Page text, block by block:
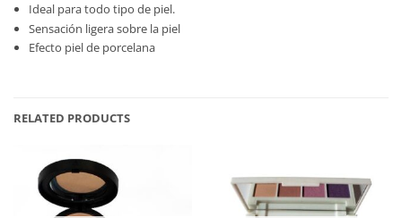
Ideal para todo tipo de piel.
Sensación ligera sobre la piel
Efecto piel de porcelana
RELATED PRODUCTS